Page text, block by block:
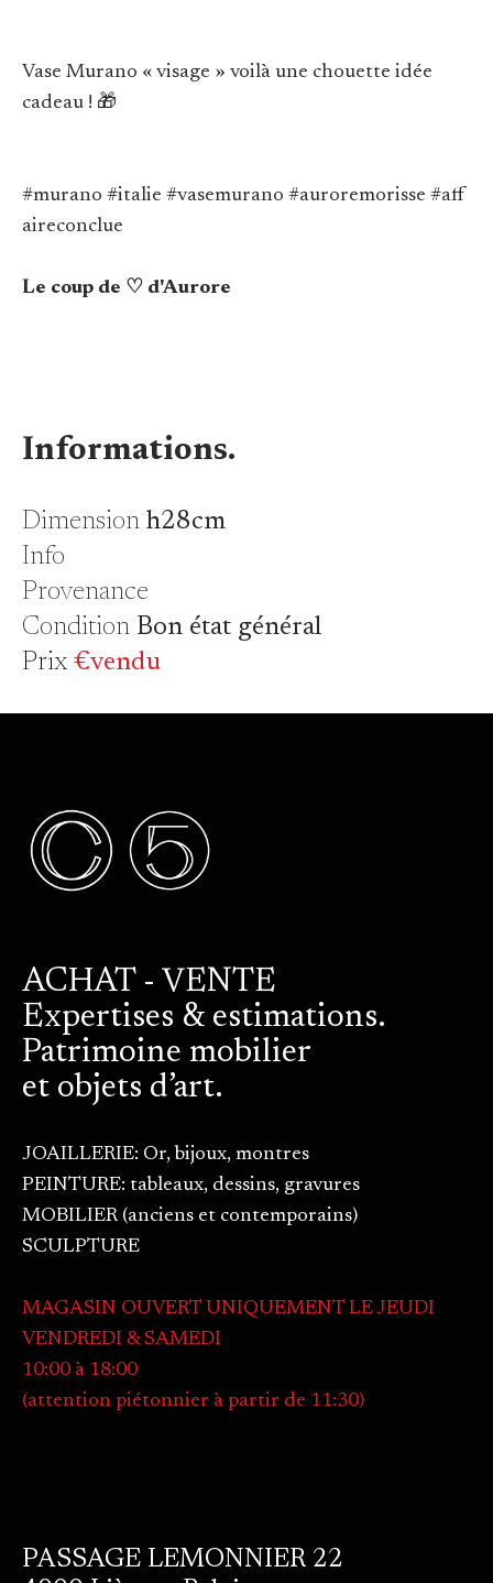
Vase Murano « visage » voilà une chouette idée
cadeau ! 🎁
#murano #italie #vasemurano #auroremorisse #aff
aireconclue
Le coup de ♡ d'Aurore
Informations.
Dimensionh28cm
Info
Provenance
Condition Bon état général
Prix€vendu
ACHAT - VENTE
Expertises & estimations.
Patrimoine mobilier
et objets d’art.
JOAILLERIE: Or, bijoux, montres
PEINTURE: tableaux, dessins, gravures
MOBILIER (anciens et contemporains)
SCULPTURE
MAGASIN OUVERT UNIQUEMENT LE JEUDI
VENDREDI & SAMEDI
10:00 à 18:00
(attention piétonnier à partir de 11:30)
PASSAGE LEMONNIER 22